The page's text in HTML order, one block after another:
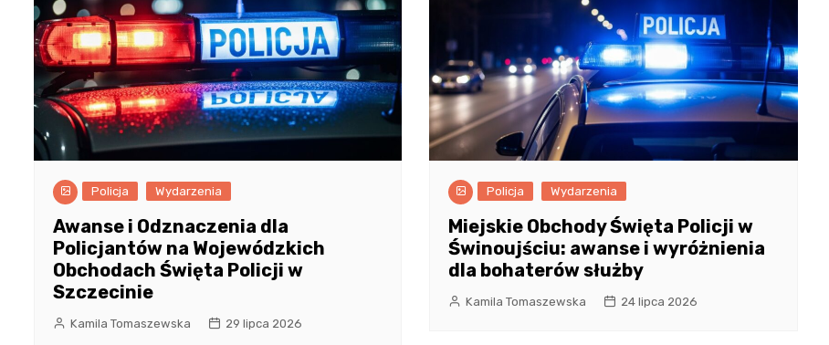
Policja Wydarzenia
Awanse i Odznaczenia dla
Policjantów na Wojewódzkich
Obchodach Święta Policji w
Szczecinie
Kamila Tomaszewska 29 lipca 2026
Policja Wydarzenia
Miejskie Obchody Święta Policji w
Świnoujściu: awanse i wyróżnienia
dla bohaterów służby
Kamila Tomaszewska 24 lipca 2026